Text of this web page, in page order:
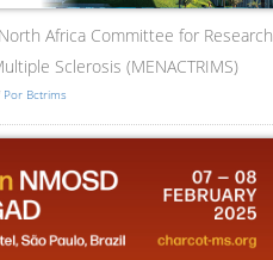
Africa Committee for Research
Sclerosis (MENACTRIMS)
Por Bctrims